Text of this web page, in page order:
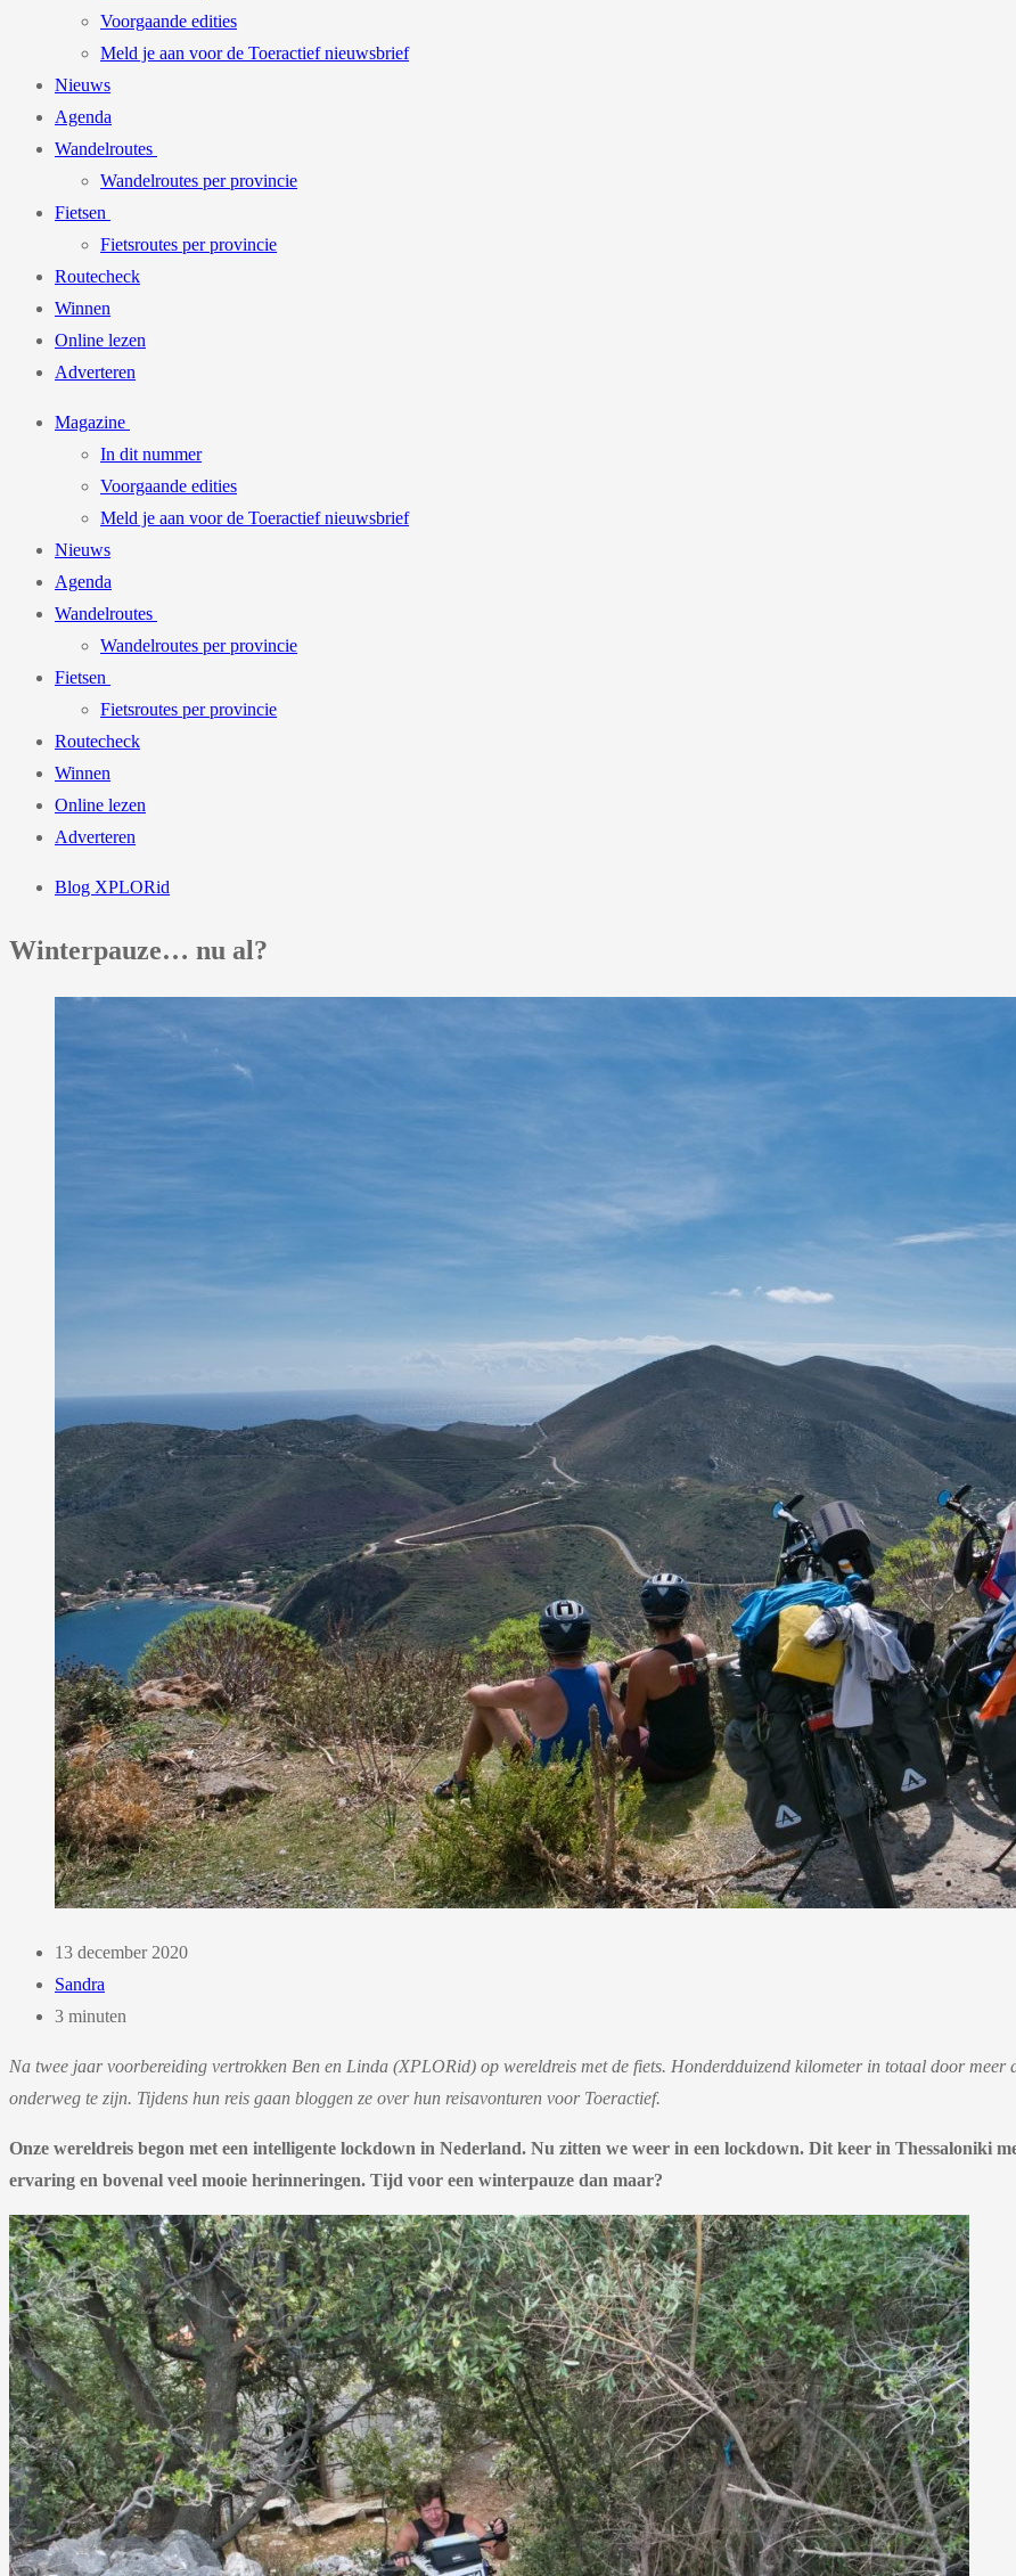
Voorgaande edities
Meld je aan voor de Toeractief nieuwsbrief
Nieuws
Agenda
Wandelroutes
Wandelroutes per provincie
Fietsen
Fietsroutes per provincie
Routecheck
Winnen
Online lezen
Adverteren
Magazine
In dit nummer
Voorgaande edities
Meld je aan voor de Toeractief nieuwsbrief
Nieuws
Agenda
Wandelroutes
Wandelroutes per provincie
Fietsen
Fietsroutes per provincie
Routecheck
Winnen
Online lezen
Adverteren
Blog XPLORid
Winterpauze… nu al?
13 december 2020
Sandra
3 minuten
Na twee jaar voorbereiding vertrokken Ben en Linda (XPLORid) op wereldreis met de fiets. Honderdduizend kilometer in totaal door meer
onderweg te zijn. Tijdens hun reis gaan bloggen ze over hun reisavonturen voor Toeractief.
Onze wereldreis begon met een intelligente lockdown in Nederland. Nu zitten we weer in een lockdown. Dit keer in Thessaloniki
ervaring en bovenal veel mooie herinneringen. Tijd voor een winterpauze dan maar?